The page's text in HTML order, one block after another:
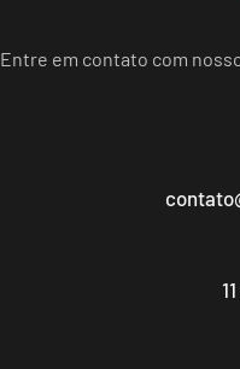
Entre em contato com